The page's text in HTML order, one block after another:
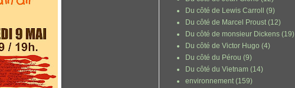
Du côté de Lewis Carroll
(9)
Du côté de Marcel Proust (12)
Du côté de monsieur Dickens (19)
Du côté de Victor Hugo (4)
Du côté du Pérou (9)
Du côté du Vietnam (14)
environnement (159)